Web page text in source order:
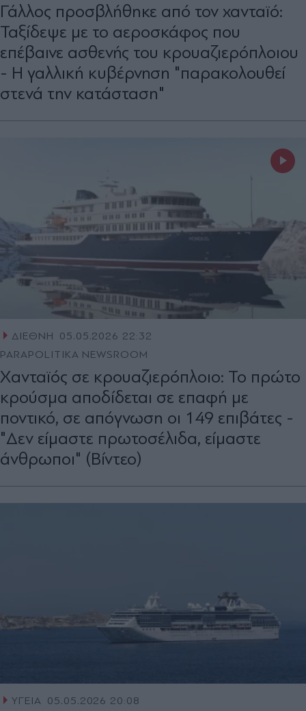
Γάλλος προσβλήθηκε από τον χανταϊό:
Ταξίδεψε με το αεροσκάφος που
επέβαινε ασθενής του κρουαζιερόπλοιου
- Η γαλλική κυβέρνηση "παρακολουθεί
στενά την κατάσταση"
ΔΙΕΘΝΗ
05.05.2026 22:32
PARAPOLITIKA NEWSROOM
Χανταϊός σε κρουαζιερόπλοιο: Το πρώτο
κρούσμα αποδίδεται σε επαφή με
ποντικό, σε απόγνωση οι 149 επιβάτες -
"Δεν είμαστε πρωτοσέλιδα, είμαστε
άνθρωποι" (Βίντεο)
ΥΓΕΙΑ 05.05.2026 20:08